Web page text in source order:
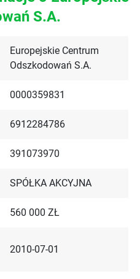
S.A.
Europejskie Centrum
Odszkodowań S.A.
0000359831
6912284786
391073970
SPÓŁKA AKCYJNA
560 000 ZŁ
2010-07-01